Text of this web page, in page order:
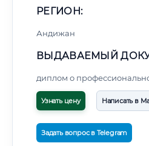
РЕГИОН:
Андижан
ВЫДАВАЕМЫЙ
диплом о
Узнать цену Написать в
Задать вопрос в Telegram